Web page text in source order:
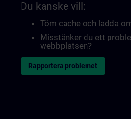
Du kanske vill:
Töm cache och ladda
Misstänker du ett
webbplatsen?
Rapportera problemet